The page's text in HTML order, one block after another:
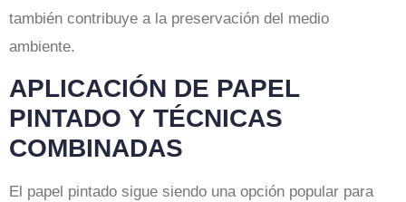
también contribuye a la preservación del medio
ambiente.
APLICACIÓN DE PAPEL
PINTADO Y TÉCNICAS
COMBINADAS
El papel pintado sigue siendo una opción popular para